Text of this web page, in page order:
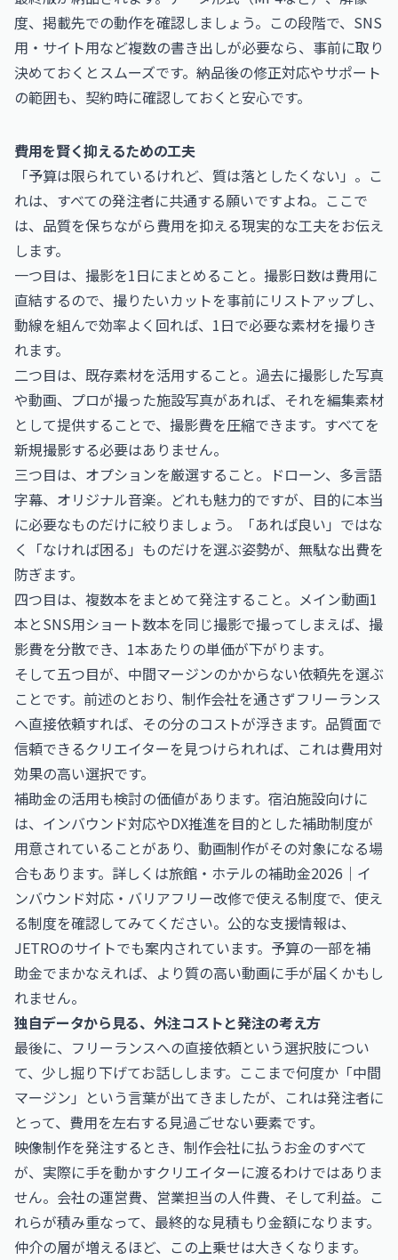
度、掲載先での動作を確認しましょう。この段階で、SNS
用・サイト用など複数の書き出しが必要なら、事前に取り
決めておくとスムーズです。納品後の修正対応やサポート
の範囲も、契約時に確認しておくと安心です。
費用を賢く抑えるための工夫
「予算は限られているけれど、質は落としたくない」。こ
れは、すべての発注者に共通する願いですよね。ここで
は、品質を保ちながら費用を抑える現実的な工夫をお伝え
します。
一つ目は、撮影を1日にまとめること。撮影日数は費用に
直結するので、撮りたいカットを事前にリストアップし、
動線を組んで効率よく回れば、1日で必要な素材を撮りき
れます。
二つ目は、既存素材を活用すること。過去に撮影した写真
や動画、プロが撮った施設写真があれば、それを編集素材
として提供することで、撮影費を圧縮できます。すべてを
新規撮影する必要はありません。
三つ目は、オプションを厳選すること。ドローン、多言語
字幕、オリジナル音楽。どれも魅力的ですが、目的に本当
に必要なものだけに絞りましょう。「あれば良い」ではな
く「なければ困る」ものだけを選ぶ姿勢が、無駄な出費を
防ぎます。
四つ目は、複数本をまとめて発注すること。メイン動画1
本とSNS用ショート数本を同じ撮影で撮ってしまえば、撮
影費を分散でき、1本あたりの単価が下がります。
そして五つ目が、中間マージンのかからない依頼先を選ぶ
ことです。前述のとおり、制作会社を通さずフリーランス
へ直接依頼すれば、その分のコストが浮きます。品質面で
信頼できるクリエイターを見つけられれば、これは費用対
効果の高い選択です。
補助金の活用も検討の価値があります。宿泊施設向けに
は、インバウンド対応やDX推進を目的とした補助制度が
用意されていることがあり、動画制作がその対象になる場
合もあります。詳しくは旅館・ホテルの補助金2026｜イ
ンバウンド対応・バリアフリー改修で使える制度で、使え
る制度を確認してみてください。公的な支援情報は、
JETROのサイトでも案内されています。予算の一部を補
助金でまかなえれば、より質の高い動画に手が届くかもし
れません。
独自データから見る、外注コストと発注の考え方
最後に、フリーランスへの直接依頼という選択肢につい
て、少し掘り下げてお話しします。ここまで何度か「中間
マージン」という言葉が出てきましたが、これは発注者に
とって、費用を左右する見過ごせない要素です。
映像制作を発注するとき、制作会社に払うお金のすべて
が、実際に手を動かすクリエイターに渡るわけではありま
せん。会社の運営費、営業担当の人件費、そして利益。こ
れらが積み重なって、最終的な見積もり金額になります。
仲介の層が増えるほど、この上乗せは大きくなります。